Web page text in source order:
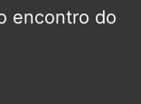
encontro do